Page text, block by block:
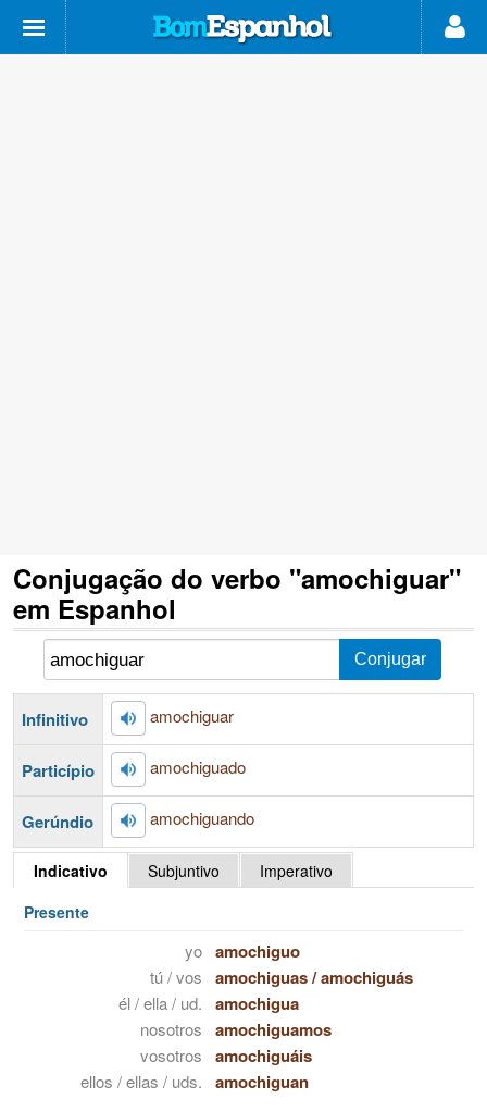
Conjugação do verbo "amochiguar"
em Espanhol
Infinitivo amochiguar
Particípio amochiguado
Gerúndio amochiguando
Indicativo Subjuntivo
Imperativo
Presente
yo amochiguo
tú / vos amochiguas/amochiguás
él / ella / ud. amochigua
nosotros amochiguamos
vosotros amochiguáis
ellos / ellas / uds. amochiguan